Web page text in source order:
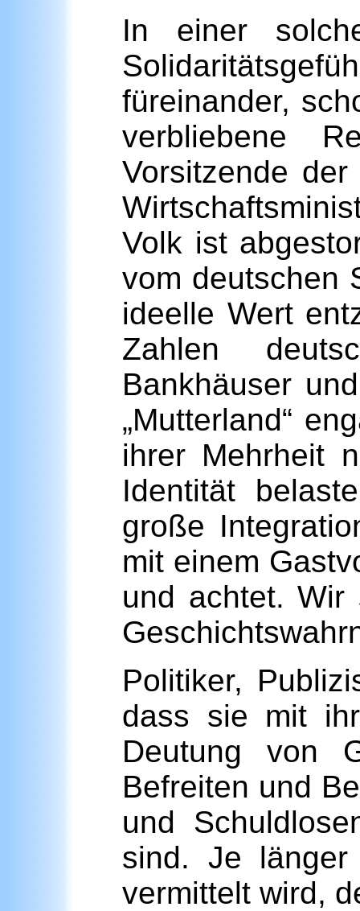
In einer
füreinander,
verbliebene
Vorsitzende
Volk ist
vom deutschen
ideelle Wert
Zahlen
Bankhäuser
„Mutterland“
ihrer Mehrheit
Identität
große
mit einem
und achtet.
Politiker,
dass sie mit
Deutung von
Befreiten und
und
sind. Je
vermittelt wird,